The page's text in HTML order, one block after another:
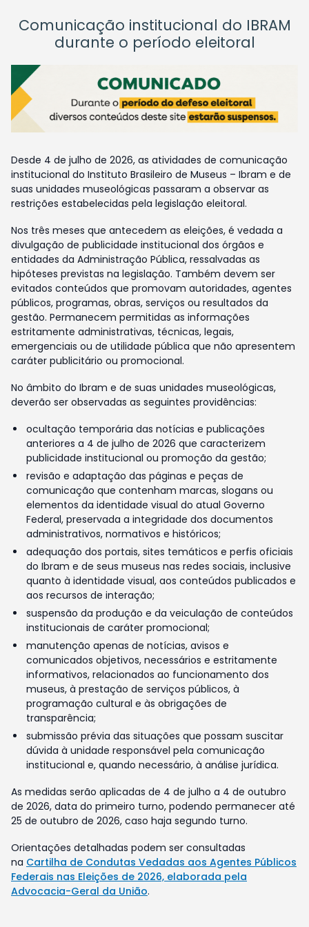
Comunicação institucional do IBRAM
durante o período eleitoral
Desde 4 de julho de 2026, as atividades de comunicação
institucional do Instituto Brasileiro de Museus – Ibram e de
suas unidades museológicas passaram a observar as
restrições estabelecidas pela legislação eleitoral.
Nos três meses que antecedem as eleições, é vedada a
divulgação de publicidade institucional dos órgãos e
entidades da Administração Pública, ressalvadas as
hipóteses previstas na legislação. Também devem ser
evitados conteúdos que promovam autoridades, agentes
públicos, programas, obras, serviços ou resultados da
gestão. Permanecem permitidas as informações
estritamente administrativas, técnicas, legais,
emergenciais ou de utilidade pública que não apresentem
caráter publicitário ou promocional.
No âmbito do Ibram e de suas unidades museológicas,
deverão ser observadas as seguintes providências:
ocultação temporária das notícias e publicações
anteriores a 4 de julho de 2026 que caracterizem
publicidade institucional ou promoção da gestão;
revisão e adaptação das páginas e peças de
comunicação que contenham marcas, slogans ou
elementos da identidade visual do atual Governo
Federal, preservada a integridade dos documentos
administrativos, normativos e históricos;
adequação dos portais, sites temáticos e perfis oficiais
do Ibram e de seus museus nas redes sociais, inclusive
quanto à identidade visual, aos conteúdos publicados e
aos recursos de interação;
suspensão da produção e da veiculação de conteúdos
institucionais de caráter promocional;
manutenção apenas de notícias, avisos e
comunicados objetivos, necessários e estritamente
informativos, relacionados ao funcionamento dos
museus, à prestação de serviços públicos, à
programação cultural e às obrigações de
transparência;
submissão prévia das situações que possam suscitar
dúvida à unidade responsável pela comunicação
institucional e, quando necessário, à análise jurídica.
As medidas serão aplicadas de 4 de julho a 4 de outubro
de 2026, data do primeiro turno, podendo permanecer até
25 de outubro de 2026, caso haja segundo turno.
Orientações detalhadas podem ser consultadas
na Cartilha de Condutas Vedadas aos Agentes Públicos
Federais nas Eleições de 2026, elaborada pela
Advocacia-Geral da União.